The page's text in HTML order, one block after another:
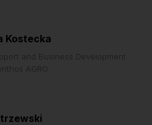
Kostecka
and Business Development
AGRO